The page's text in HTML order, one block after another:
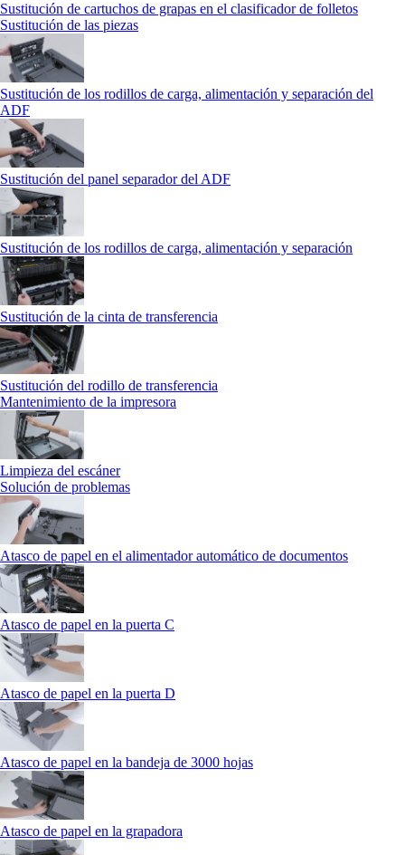
Sustitución de cartuchos de grapas en el clasificador de folletos
Sustitución de las piezas
Sustitución de los rodillos de carga, alimentación y separación del
ADF
Sustitución del panel separador del ADF
Sustitución de los rodillos de carga, alimentación y separación
Sustitución de la cinta de transferencia
Sustitución del rodillo de transferencia
Mantenimiento de la impresora
Limpieza del escáner
Solución de problemas
Atasco de papel en el alimentador automático de documentos
Atasco de papel en la puerta C
Atasco de papel en la puerta D
Atasco de papel en la bandeja de 3000 hojas
Atasco de papel en la grapadora